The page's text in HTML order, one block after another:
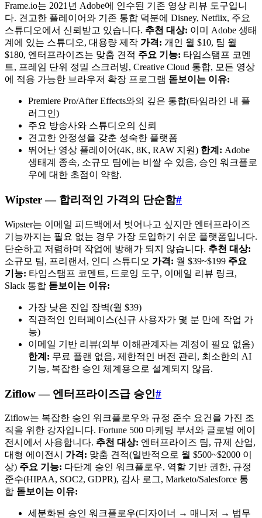
Frame.io는 2021년 Adobe에 인수된 기존 영상 리뷰 도구입니
다. 견고한 플레이어와 기존 통합 덕분에 Disney, Netflix, 주요
스튜디오에서 신뢰받고 있습니다. 추천 대상: 이미 Adobe 생태
계에 있는 스튜디오, 대용량 제작 가격: 개인 월 $10, 팀 월
$180, 엔터프라이즈는 맞춤 견적 주요 기능: 타임스탬프 코멘
트, 프레임 단위 정밀 스크러빙, Creative Cloud 통합, 모든 영상
에 적용 가능한 브라우저 확장 프로그램 돋보이는 이유:
Premiere Pro/After Effects와의 깊은 통합(타임라인 내 플
러그인)
주요 방송사와 스튜디오의 신뢰
견고한 안정성을 갖춘 성숙한 플랫폼
뛰어난 영상 플레이어(4K, 8K, RAW 지원) 한계: Adobe
생태계 종속, 소규모 팀에는 비쌀 수 있음, 승인 워크플로
우에 대한 초점이 약함.
Wipster — 합리적인 가격의 단순함#
Wipster는 이메일 피드백에서 벗어나고 싶지만 엔터프라이즈
기능까지는 필요 없는 경우 가장 도입하기 쉬운 플랫폼입니다.
단순하고 저렴하며 작업에 방해가 되지 않습니다. 추천 대상:
소규모 팀, 프리랜서, 인디 스튜디오 가격: 월 $39~$199 주요
기능: 타임스탬프 코멘트, 드로잉 도구, 이메일 리뷰 링크,
Slack 통합 돋보이는 이유:
가장 낮은 진입 장벽(월 $39)
직관적인 인터페이스(신규 사용자가 몇 분 만에 작업 가
능)
이메일 기반 리뷰(외부 이해관계자는 계정이 필요 없음)
한계: 무료 플랜 없음, 제한적인 버전 관리, 최소한의 AI
기능, 복잡한 승인 체계용으로 설계되지 않음.
Ziflow — 엔터프라이즈급 승인#
Ziflow는 복잡한 승인 워크플로우와 규정 준수 요건을 가진 조
직을 위한 강자입니다. Fortune 500 마케팅 부서와 글로벌 에이
전시에서 사용합니다. 추천 대상: 엔터프라이즈 팀, 규제 산업,
대형 에이전시 가격: 맞춤 견적(일반적으로 월 $500~$2000 이
상) 주요 기능: 다단계 승인 워크플로우, 역할 기반 권한, 규정
준수(HIPAA, SOC2, GDPR), 감사 로그, Marketo/Salesforce 통
합 돋보이는 이유:
세분화된 승인 워크플로우(디자이너 → 매니저 → 법무